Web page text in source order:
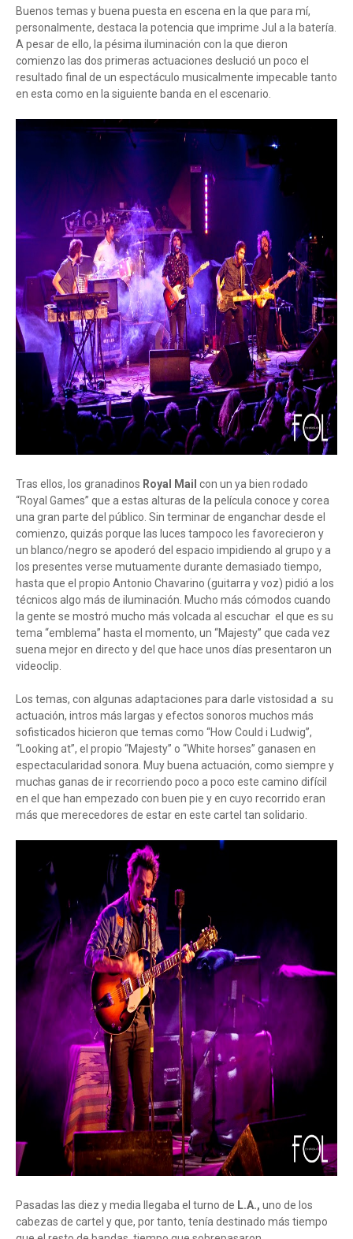
Buenos temas y buena puesta en escena en la que para mí,
personalmente, destaca la potencia que imprime Jul a la batería.
A pesar de ello, la pésima iluminación con la que dieron
comienzo las dos primeras actuaciones deslució un poco el
resultado final de un espectáculo musicalmente impecable tanto
en esta como en la siguiente banda en el escenario.
Tras ellos, los granadinos Royal Mail con un ya bien rodado
“Royal Games” que a estas alturas de la película conoce y corea
una gran parte del público. Sin terminar de enganchar desde el
comienzo, quizás porque las luces tampoco les favorecieron y
un blanco/negro se apoderó del espacio impidiendo al grupo y a
los presentes verse mutuamente durante demasiado tiempo,
hasta que el propio Antonio Chavarino (guitarra y voz) pidió a los
técnicos algo más de iluminación. Mucho más cómodos cuando
la gente se mostró mucho más volcada al escuchar el que es su
tema “emblema” hasta el momento, un “Majesty” que cada vez
suena mejor en directo y del que hace unos días presentaron un
videoclip.
Los temas, con algunas adaptaciones para darle vistosidad a su
actuación, intros más largas y efectos sonoros muchos más
sofisticados hicieron que temas como “How Could i Ludwig”,
“Looking at”, el propio “Majesty” o “White horses” ganasen en
espectacularidad sonora. Muy buena actuación, como siempre y
muchas ganas de ir recorriendo poco a poco este camino difícil
en el que han empezado con buen pie y en cuyo recorrido eran
más que merecedores de estar en este cartel tan solidario.
Pasadas las diez y media llegaba el turno de L.A., uno de los
cabezas de cartel y que, por tanto, tenía destinado más tiempo